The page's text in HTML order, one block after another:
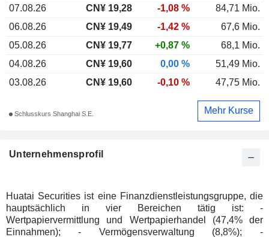
Unternehmensprofil
Huatai Securities ist eine Finanzdienstleistungsgruppe, die
hauptsächlich in vier Bereichen tätig ist: -
Wertpapiervermittlung und Wertpapierhandel (47,4% der
Einnahmen); - Vermögensverwaltung (8,8%); -
07.08.26
CN¥ 19,28 -1,08 %
84,71 Mio.
06.08.26
CN¥ 19,49 -1,42 %
67,6 Mio.
05.08.26
CN¥ 19,77 +0,87 %
68,1 Mio.
04.08.26
CN¥ 19,60 0,00 %
51,49 Mio.
03.08.26
CN¥ 19,60 -0,10 % 47,75 Mio.
Schlusskurs Shanghai S.E. Mehr Kurse